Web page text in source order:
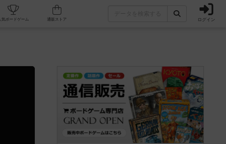
カフェ/店舗 人気ボードゲーム ログイン